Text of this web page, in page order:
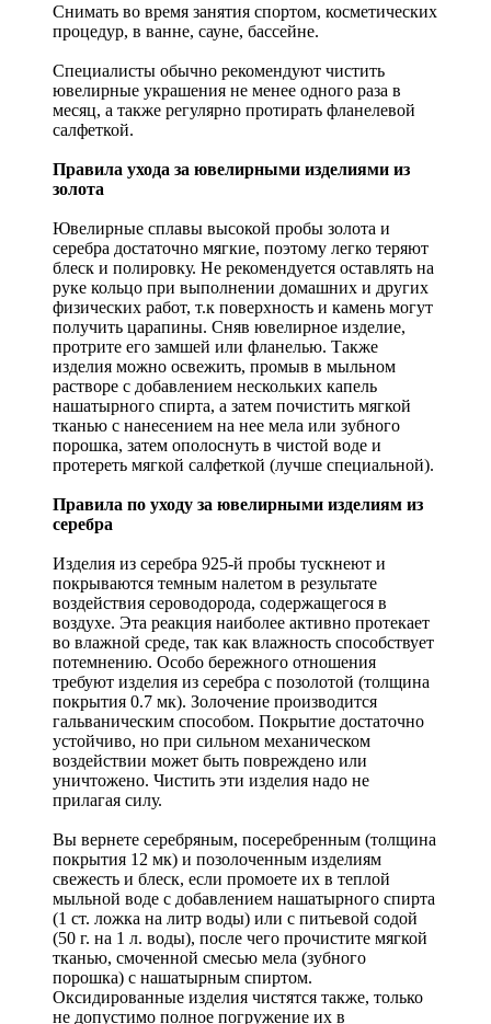
Снимать во время занятия спортом, косметических
процедур, в ванне, сауне, бассейне.
Специалисты обычно рекомендуют чистить
ювелирные украшения не менее одного раза в
месяц, а также регулярно протирать фланелевой
салфеткой.
Правила ухода за ювелирными изделиями из
золота
Ювелирные сплавы высокой пробы золота и
серебра достаточно мягкие, поэтому легко теряют
блеск и полировку. Не рекомендуется оставлять на
руке кольцо при выполнении домашних и других
физических работ, т.к поверхность и камень могут
получить царапины. Сняв ювелирное изделие,
протрите его замшей или фланелью. Также
изделия можно освежить, промыв в мыльном
растворе с добавлением нескольких капель
нашатырного спирта, а затем почистить мягкой
тканью с нанесением на нее мела или зубного
порошка, затем ополоснуть в чистой воде и
протереть мягкой салфеткой (лучше специальной).
Правила по уходу за ювелирными изделиям из
серебра
Изделия из серебра 925-й пробы тускнеют и
покрываются темным налетом в результате
воздействия сероводорода, содержащегося в
воздухе. Эта реакция наиболее активно протекает
во влажной среде, так как влажность способствует
потемнению. Особо бережного отношения
требуют изделия из серебра с позолотой (толщина
покрытия 0.7 мк). Золочение производится
гальваническим способом. Покрытие достаточно
устойчиво, но при сильном механическом
воздействии может быть повреждено или
уничтожено. Чистить эти изделия надо не
прилагая силу.
Вы вернете серебряным, посеребренным (толщина
покрытия 12 мк) и позолоченным изделиям
свежесть и блеск, если промоете их в теплой
мыльной воде с добавлением нашатырного спирта
(1 ст. ложка на литр воды) или с питьевой содой
(50 г. на 1 л. воды), после чего прочистите мягкой
тканью, смоченной смесью мела (зубного
порошка) с нашатырным спиртом.
Оксидированные изделия чистятся также, только
не допустимо полное погружение их в